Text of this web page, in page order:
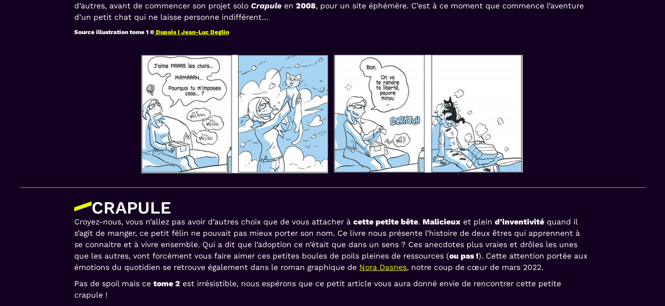
d’autres, avant de commencer son projet solo Crapule en2008, pour un site éphémère. C’est à ce moment que commence l’aventure
d’un petit chat qui ne laisse personne indifférent…
Source illustration tome 1 © Dupuis | Jean-Luc Deglin
CRAPULE
Croyez-nous, vous n’allez pas avoir d’autres choix que de vous attacher àcette petite bête. Malicieux et pleind’inventivité quand il
s’agit de manger, ce petit félin ne pouvait pas mieux porter son nom. Ce livre nous présente l’histoire de deux êtres qui apprennent à
se connaitre et à vivre ensemble. Qui a dit que l’adoption ce n’était que dans un sens ? Ces anecdotes plus vraies et drôles les unes
que les autres, vont forcément vous faire aimer ces petites boules de poils pleines de ressources (ou pas !). Cette attention portée aux
émotions du quotidien se retrouve également dans le roman graphique de Nora Dasnes, notre coup de cœur de mars 2022.
Pas de spoil mais cetome 2 est irrésistible, nous espérons que ce petit article vous aura donné envie de rencontrer cette petite
crapule !